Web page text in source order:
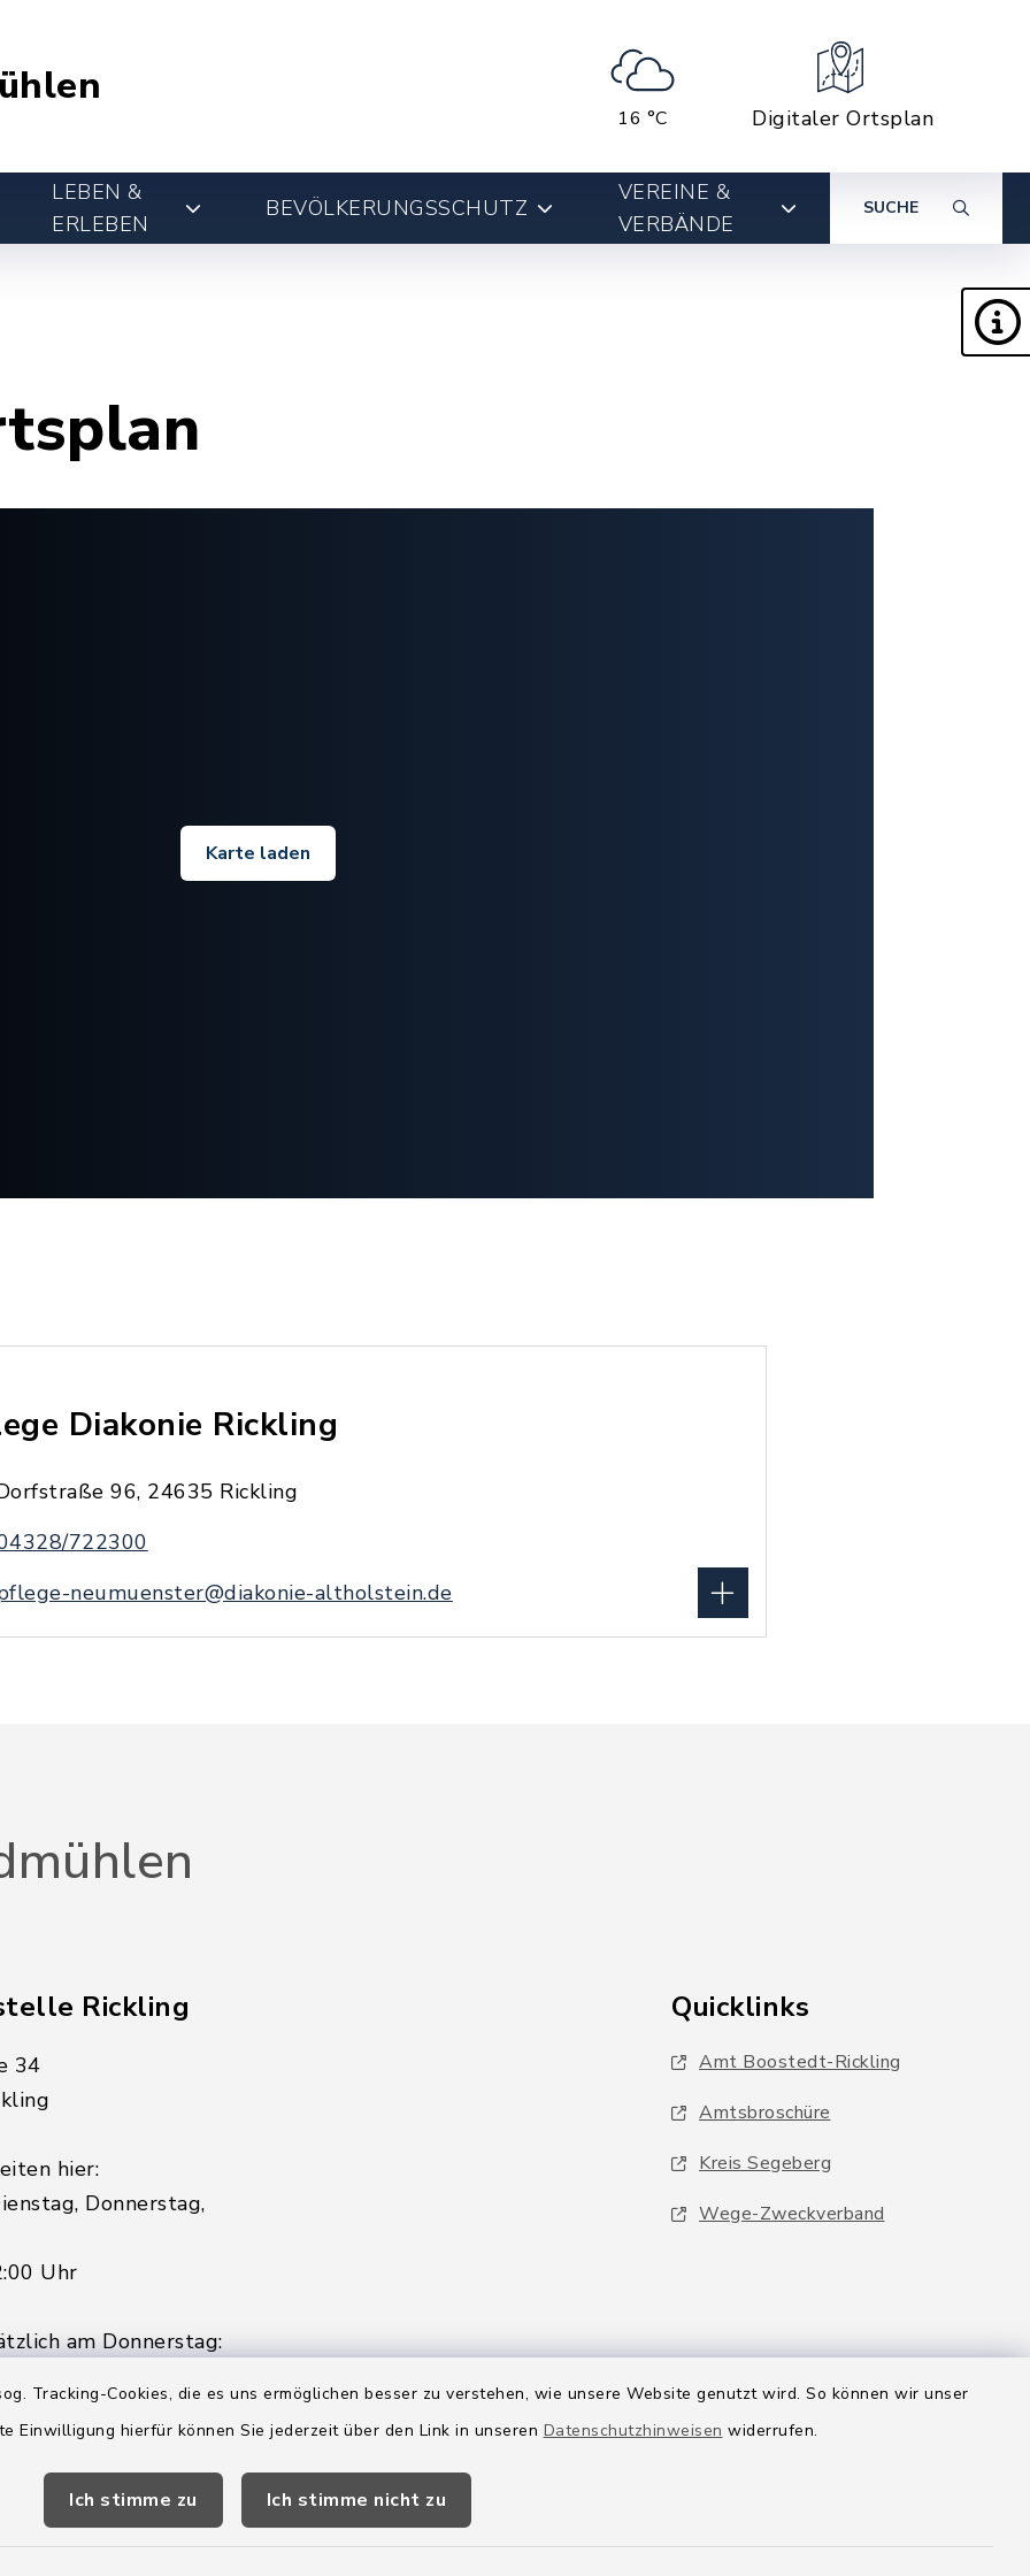
Tracking-Cookies, die es uns ermöglichen besser zu verstehen, wie unsere Website genutzt wird. So können wir unser
Einwilligung hierfür können Sie jederzeit über den Link in unseren Datenschutzhinweisen widerrufen.
Ich stimme zu Ich stimme nicht zu
16 °C Digitaler Ortsplan
LEBEN &
ERLEBEN
BEVÖLKERUNGSSCHUTZ
VEREINE &
VERBÄNDE
SUCHE
Karte laden
Diakonie Rickling
96, 24635 Rickling
722300
neumuenster@diakonie-altholstein.de
Rickling
34
hier:
Donnerstag,
Uhr
am Donnerstag:
179-0
boostedt-
Quicklinks
Amt Boostedt-Rickling
Amtsbroschüre
Kreis Segeberg
Wege-Zweckverband